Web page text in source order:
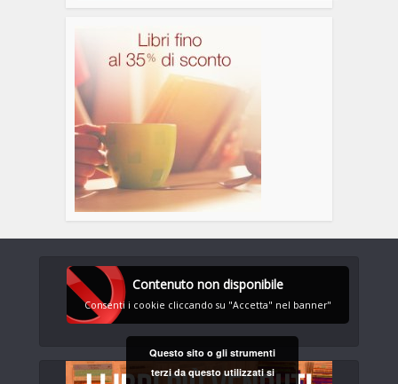
Contenuto non disponibile
Consenti i cookie cliccando su "Accetta" nel banner"
Questo sito o gli strumenti
terzi da questo utilizzati si